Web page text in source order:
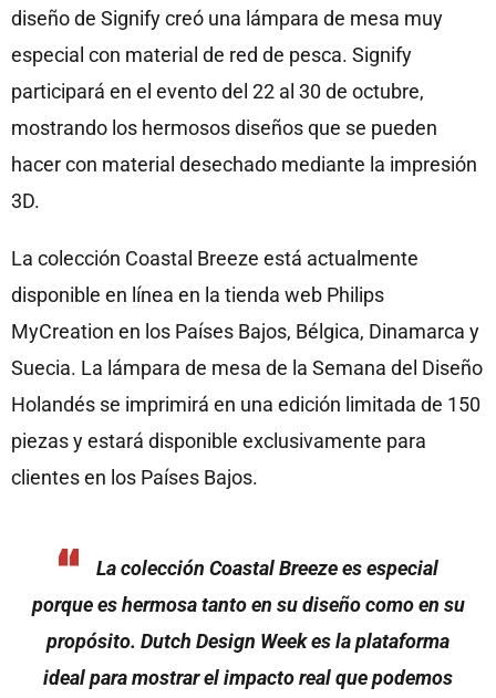
diseño de Signify creó una lámpara de mesa muy
especial con material de red de pesca. Signify
participará en el evento del 22 al 30 de octubre,
mostrando los hermosos diseños que se pueden
hacer con material desechado mediante la impresión
3D.
La colección Coastal Breeze está actualmente
disponible en línea en la tienda web Philips
MyCreation en los Países Bajos, Bélgica, Dinamarca y
Suecia. La lámpara de mesa de la Semana del Diseño
Holandés se imprimirá en una edición limitada de 150
piezas y estará disponible exclusivamente para
clientes en los Países Bajos.
La colección Coastal Breeze es especial
porque es hermosa tanto en su diseño como en su
propósito. Dutch Design Week es la plataforma
ideal para mostrar el impacto real que podemos